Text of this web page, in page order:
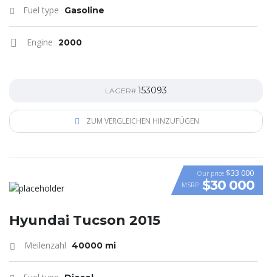
Fuel type Gasoline
Engine 2000
LAGER# 153093
ZUM VERGLEICHEN HINZUFÜGEN
VIDEO
Our price $33 000
MSRP $30 000
Hyundai Tucson 2015
Meilenzahl 40000 mi